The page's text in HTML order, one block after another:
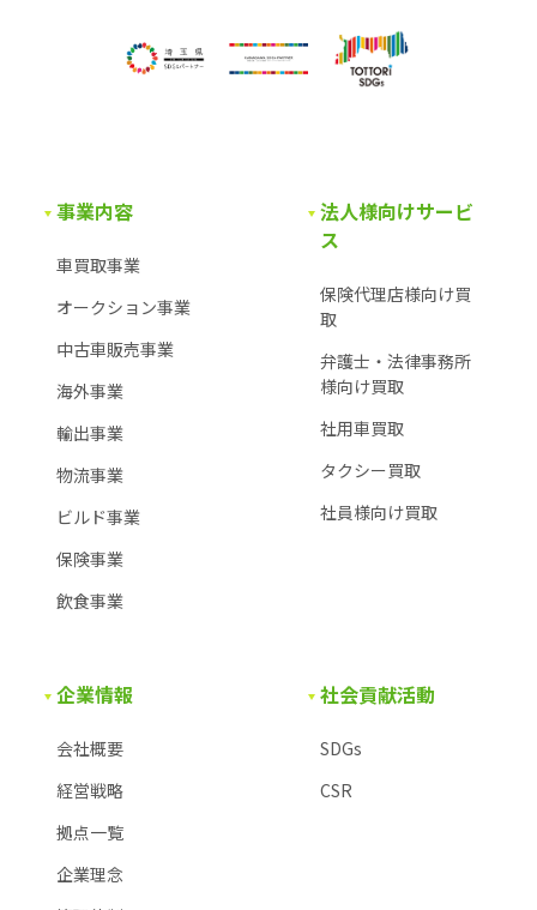
事業内容
車買取事業
オークション事業
中古車販売事業
海外事業
輸出事業
物流事業
ビルド事業
保険事業
飲食事業
法人様向けサービ
ス
保険代理店様向け買
取
弁護士・法律事務所
様向け買取
社用車買取
タクシー買取
社員様向け買取
企業情報
会社概要
経営戦略
拠点一覧
企業理念
社会貢献活動
SDGs
CSR